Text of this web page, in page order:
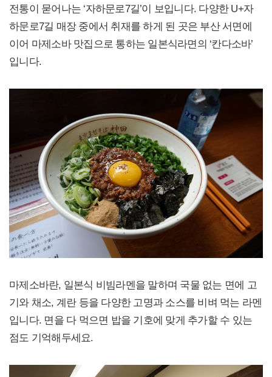
전통이 묻어나는 ‘자하문로7길’이 보입니다. 다양한 U+자
하문로7길 매장 중에서 취재를 하게 된 곳은 부산 서면에
이어 마제소바 맛집으로 통하는 일본식라면의 ‘칸다소바’
입니다.
마제소바란, 일본식 비빔라멘을 말하며 국물 없는 면에 고
기와 채소, 계란 등을 다양한 고명과 소스를 비벼 먹는 라멘
입니다. 면을 다 먹으면 밥을 기호에 맞게 추가할 수 있는
점도 기억해두세요.